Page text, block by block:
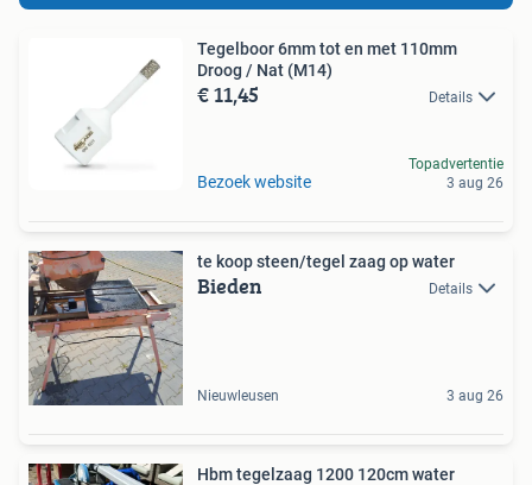
Tegelboor 6mm tot en met 110mm
Droog / Nat (M14)
€ 11,45 Details
Bezoek website
Topadvertentie
3 aug 26
te koop steen/tegel zaag op water
Bieden Details
Nieuwleusen 3 aug 26
Hbm tegelzaag 1200 120cm water